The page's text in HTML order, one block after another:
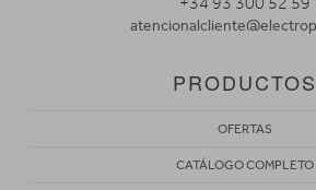
PRODUCTOS
OFERTAS
CATÁLOGO COMPLETO